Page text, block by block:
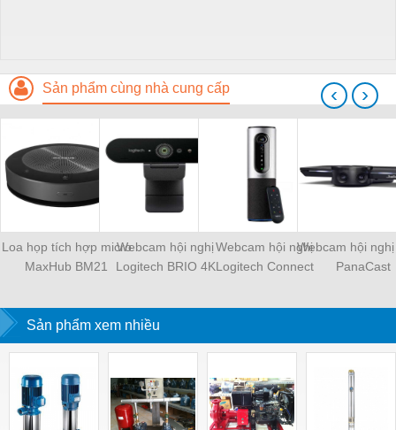
Sản phẩm cùng nhà cung cấp
Loa họp tích hợp micro
MaxHub BM21
Webcam hội nghị
Logitech BRIO 4K
Webcam hội nghị
Logitech Connect
Webcam hội
PanaCast
‹ ›
Sản phẩm xem nhiều